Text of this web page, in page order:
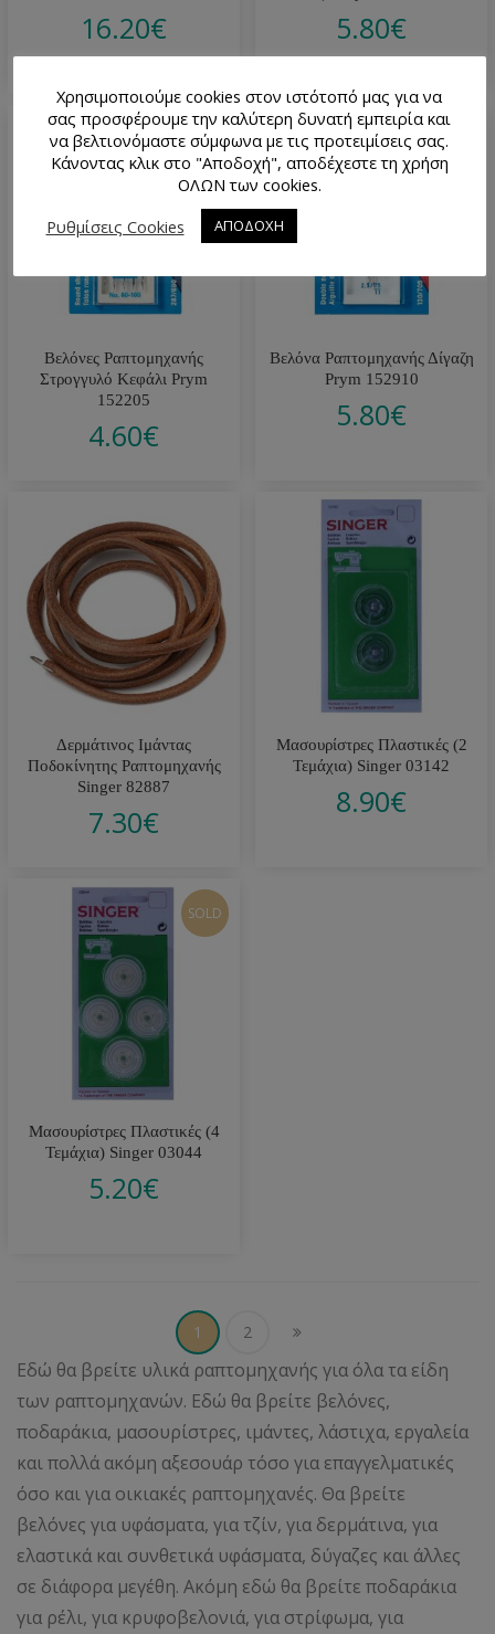
16.20€ 5.80€
Βελόνες Ραπτομηχανής
Στρογγυλό Κεφάλι Prym
152205
4.60€
Βελόνα Ραπτομηχανής Δίγαζη
Prym 152910
5.80€
Δερμάτινος Ιμάντας
Ποδοκίνητης Ραπτομηχανής
Singer 82887
7.30€
Μασουρίστρες Πλαστικές (2
Τεμάχια) Singer 03142
8.90€
SOLD
Μασουρίστρες Πλαστικές (4
Τεμάχια) Singer 03044
5.20€
1 2
Εδώ θα βρείτε υλικά ραπτομηχανής για όλα τα είδη
των ραπτομηχανών. Εδώ θα βρείτε βελόνες,
ποδαράκια, μασουρίστρες, ιμάντες, λάστιχα, εργαλεία
και πολλά ακόμη αξεσουάρ τόσο για επαγγελματικές
όσο και για οικιακές ραπτομηχανές. Θα βρείτε
βελόνες για υφάσματα, για τζίν, για δερμάτινα, για
ελαστικά και συνθετικά υφάσματα, δύγαζες και άλλες
σε διάφορα μεγέθη. Ακόμη εδώ θα βρείτε ποδαράκια
για ρέλι, για κρυφοβελονιά, για στρίφωμα, για
Χρησιμοποιούμε cookies στον ιστότοπό μας για να
σας προσφέρουμε την καλύτερη δυνατή εμπειρία και
να βελτιονόμαστε σύμφωνα με τις προτειμίσεις σας.
Κάνοντας κλικ στο "Αποδοχή", αποδέχεστε τη χρήση
ΟΛΩΝ των cookies.
Ρυθμίσεις Cookies
ΑΠΟΔΟΧΗ